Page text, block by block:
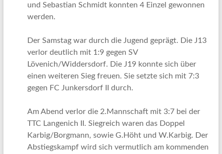
und Sebastian Schmidt konnten 4 Einzel gewonnen
werden.
Der Samstag war durch die Jugend geprägt. Die J13
verlor deutlich mit 1:9 gegen SV
Lövenich/Widdersdorf. Die J19 konnte sich über
einen weiteren Sieg freuen. Sie setzte sich mit 7:3
gegen FC Junkersdorf II durch.
Am Abend verlor die 2.Mannschaft mit 3:7 bei der
TTC Langenich II. Siegreich waren das Doppel
Karbig/Borgmann, sowie G.Höht und W.Karbig. Der
Abstiegskampf wird sich vermutlich am kommenden